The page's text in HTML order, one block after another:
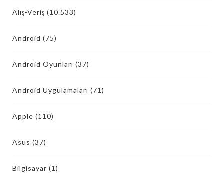
Alış-Veriş (10.533)
Android (75)
Android Oyunları (37)
Android Uygulamaları (71)
Apple (110)
Asus (37)
Bilgisayar (1)